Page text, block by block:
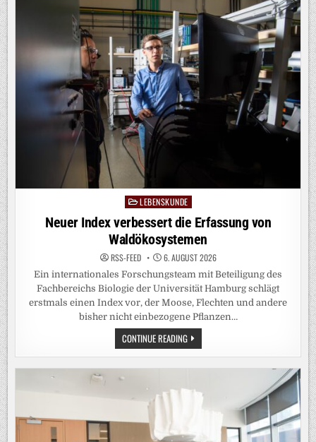
TROCKENKLOS
UM
Posted
in
LEBENSKUNDE
Neuer Index verbessert die Erfassung von
Waldökosystemen
RSS-FEED 6. AUGUST 2026
Ein internationales Forschungsteam mit Beteiligung des
Fachbereichs Biologie der Universität Hamburg schlägt
erstmals einen Index vor, der Moose, Flechten und andere
bisher nicht einbezogene Pflanzen…
CONTINUE READINGNEUER
INDEX
VERBESSERT
WALDÖKOSYSTEMEN